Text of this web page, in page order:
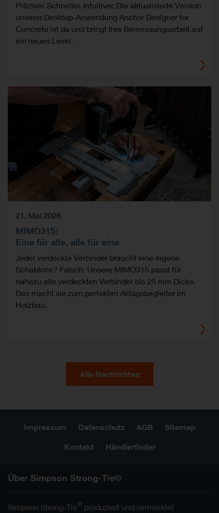
Präziser. Schneller. Intuitiver. Die aktualisierte Version
unserer Desktop-Anwendung Anchor Designer for
Concrete ist da und bringt Ihre Bemessungsarbeit auf
ein neues Level.
21. Mai 2026
MIMO315:
Eine für alle, alle für eine
Jeder verdeckte Verbinder braucht eine eigene
Schablone? Falsch: Unsere MIMO315 passt für
nahezu alle verdeckten Verbinder bis 25 mm Dicke.
Das macht sie zum perfekten Alltagsbegleiter im
Holzbau.
Alle Nachrichten
Impressum Datenschutz AGB Sitemap
Kontakt Händlerfinder
Über Simpson Strong-Tie®
Simpson Strong-Tie® produziert und vermarktet